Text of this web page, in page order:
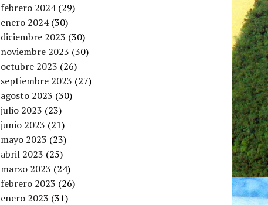
febrero 2024(29)
enero 2024(30)
diciembre 2023 (30)
noviembre 2023 (30)
octubre 2023 (26)
septiembre 2023 (27)
agosto 2023 (30)
julio 2023 (23)
junio 2023 (21)
mayo 2023 (23)
abril 2023 (25)
marzo 2023 (24)
febrero 2023 (26)
enero 2023 (31)